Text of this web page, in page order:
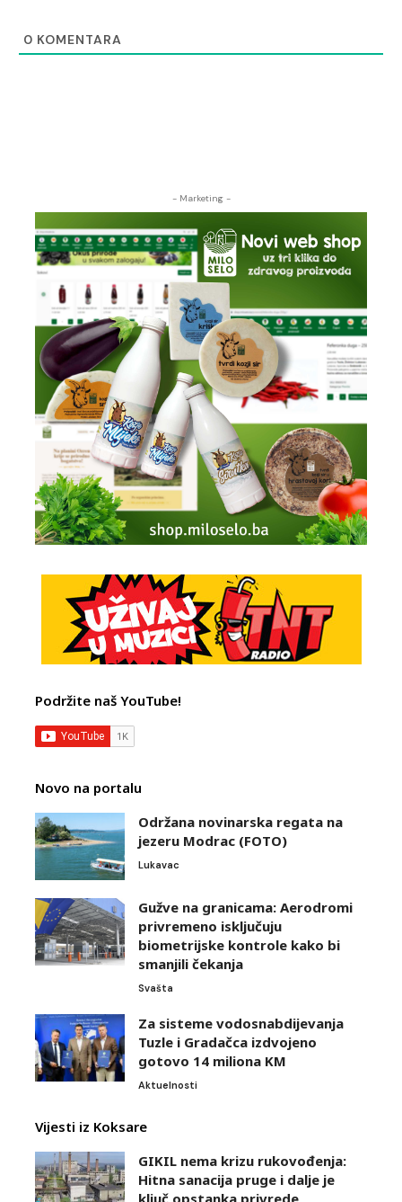
0 KOMENTARA
- Marketing -
Podržite naš YouTube!
Novo na portalu
Održana novinarska regata na
jezeru Modrac (FOTO)
Lukavac
Gužve na granicama: Aerodromi
privremeno isključuju
biometrijske kontrole kako bi
smanjili čekanja
Svašta
Za sisteme vodosnabdijevanja
Tuzle i Gradačca izdvojeno
gotovo 14 miliona KM
Aktuelnosti
Vijesti iz Koksare
GIKIL nema krizu rukovođenja:
Hitna sanacija pruge i dalje je
ključ opstanka privrede